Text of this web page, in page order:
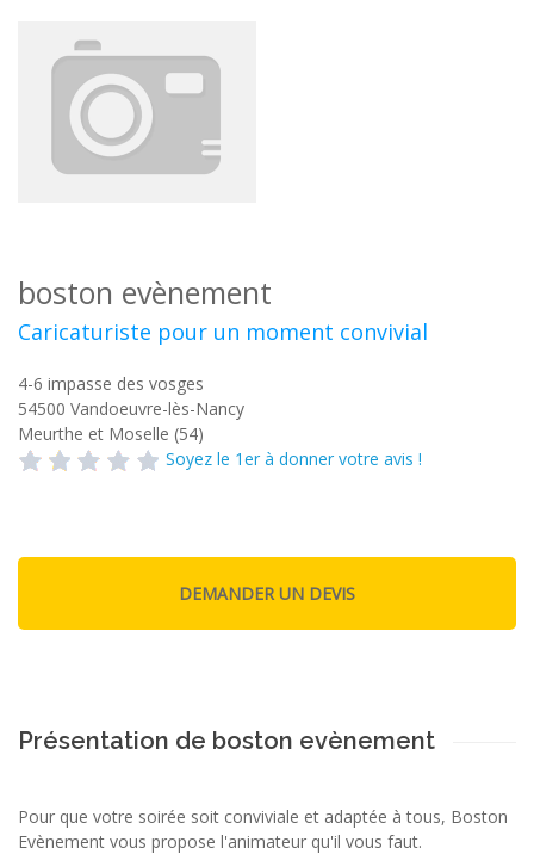
boston evènement
Caricaturiste pour un moment convivial
4-6 impasse des vosges
54500 Vandoeuvre-lès-Nancy
Meurthe et Moselle (54)
Soyez le 1er à donner votre avis !
Présentation de boston evènement
Pour que votre soirée soit conviviale et adaptée à tous, Boston
Evènement vous propose l'animateur qu'il vous faut.